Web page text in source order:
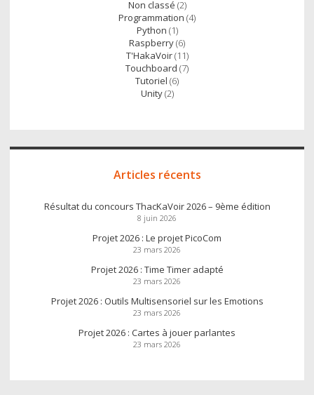
Non classé (2)
Programmation (4)
Python (1)
Raspberry(6)
T'HakaVoir(11)
Touchboard (7)
Tutoriel (6)
Unity(2)
Articles récents
Résultat du concours ThacKaVoir 2026 – 9ème édition
8 juin 2026
Projet 2026 : Le projet PicoCom
23 mars 2026
Projet 2026 : Time Timer adapté
23 mars 2026
Projet 2026 : Outils Multisensoriel sur les Emotions
23 mars 2026
Projet 2026 : Cartes à jouer parlantes
23 mars 2026